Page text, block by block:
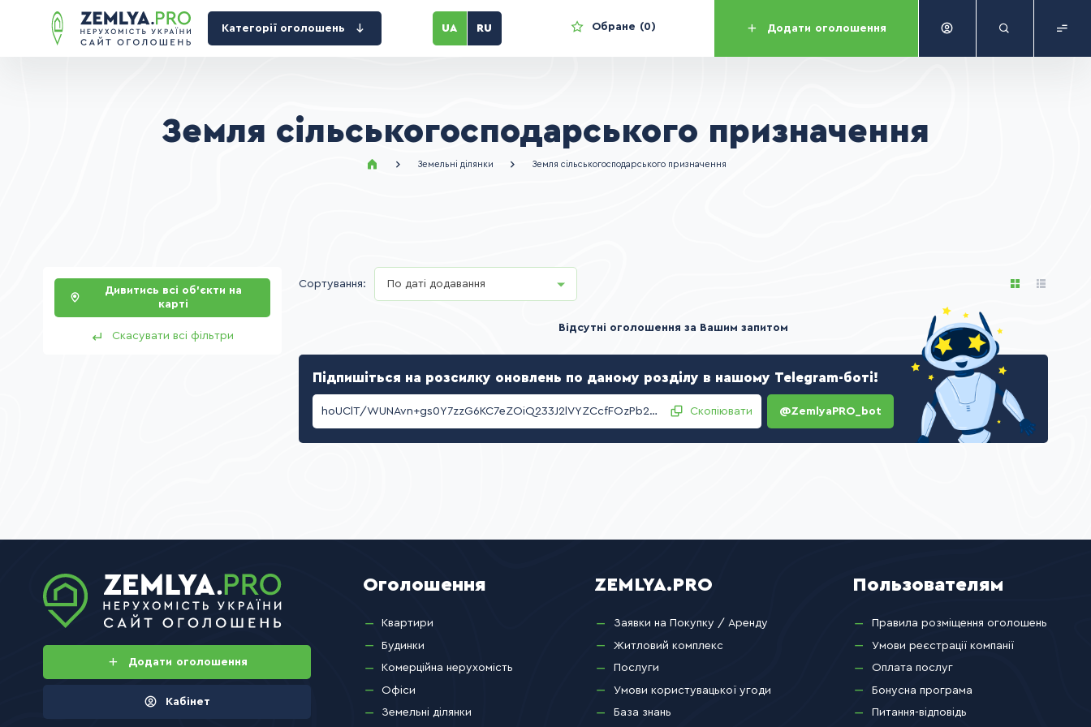
Категорії оголошень UA RU Обране 0 Додати оголошення
Земля сільськогосподарського призначення
Земельні ділянки Земля сільськогосподарського призначення
Дивитись всі об’єкти на
карті
Скасувати всі фільтри
Сортування: По даті додавання
Відсутні оголошення за Вашим запитом
Підпишіться на розсилку оновлень по даному розділу в нашому Telegram-боті!
hoUClT/WUNAvn+gs0Y7zzG6KC7eZOiQ233J2lVYZCcfFOzPb2neFOZSABTD/L05/P+UYRPeeJqRYpCYqjXWlcg== Скопіювати @ZemlyaPRO_bot
Додати оголошення
Кабінет
Оголошення
Квартири
Будинки
Комерційна нерухомість
Офіси
Земельні ділянки
ZEMLYA.PRO
Заявки на Покупку / Аренду
Житловий комплекс
Послуги
Умови користувацької угоди
База знань
Пользователям
Правила розміщення оголошень
Умови реєстрації компанії
Оплата послуг
Бонусна програма
Питання-відповідь